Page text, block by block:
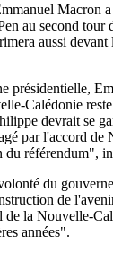
Macron
au second tour
aussi
présidentielle,
Calédonie
devrait se
par l'accord de
du référendum",
du
de
de la Nouvelle-
années".